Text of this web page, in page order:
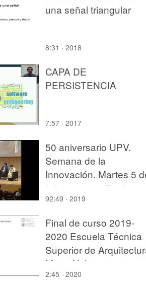
una señal triangular
8:31 · 2018
CAPA DE
PERSISTENCIA
7:57 · 2017
50 aniversario UPV.
Semana de la
Innovación. Martes 5
febrero 2019. Tarde 1
92:49 · 2019
Final de curso 2019-
2020 Escuela Técnica
Superior de
Menu.Video
completo.VIDEO 1
2:45 · 2020